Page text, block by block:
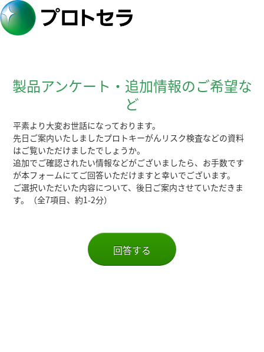
製品アンケート・追加情報のご希望な
ど
平素より大変お世話になっております。
先日ご案内いたしましたプロトキーがんリスク検査などの資料
はご覧いただけましたでしょうか。
追加でご確認されたい情報などがございましたら、お手数です
が本フォームにてご回答いただけますと幸いでございます。
ご選択いただいた内容について、後日ご案内させていただきま
す。（全7項目、約1-2分）
回答する